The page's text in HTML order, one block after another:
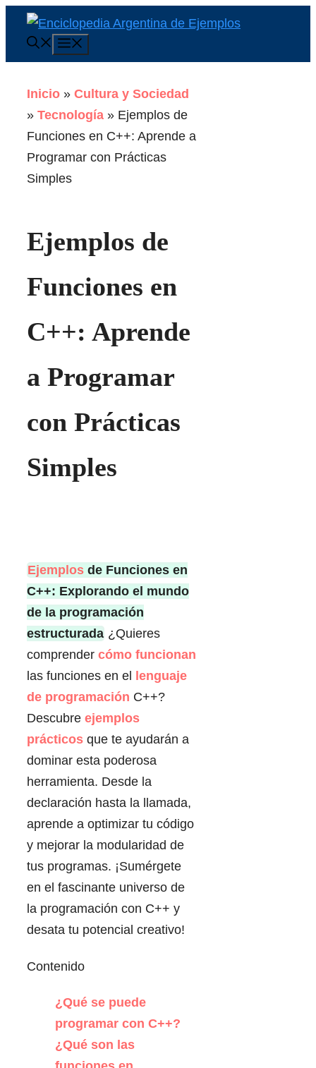
Saltar
contenido
Inicio » Cultura y Sociedad
» Tecnología » Ejemplos de
Funciones en C++: Aprende a
Programar con Prácticas
Simples
Ejemplos de
Funciones en
C++: Aprende
a Programar
con Prácticas
Simples
Ejemplos de Funciones en
C++: Explorando el mundo
de la programación
estructurada ¿Quieres
comprender cómo funcionan
las funciones en el
lenguaje
de programación C++?
Descubre ejemplos
prácticos que te ayudarán a
dominar esta poderosa
herramienta. Desde la
declaración hasta la llamada,
aprende a optimizar tu código
y mejorar la modularidad de
tus programas. ¡Sumérgete
en el fascinante universo de
la programación con C++ y
desata tu potencial creativo!
Contenido
¿Qué se puede
programar con C++?
¿Qué son las